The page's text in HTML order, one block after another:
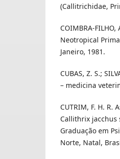
(Callitrichidae,
COIMBRA-
Neotropical
Janeiro, 1981.
CUBAS, Z. S.;
– medicina
CUTRIM, F. H.
Callithrix jacchus
Graduação em
Norte, Natal,